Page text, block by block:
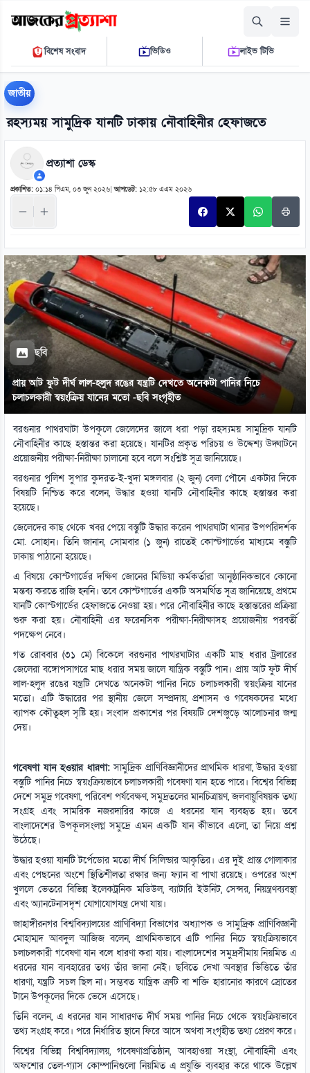
সোমবার, ১০ আগস্ট ২০২৬
১২:১৭:০২ পি.এম.THE DAILY AJKER PROTTASHA
বিশেষ সংবাদ ভিডিও লাইভ টিভি
জাতীয়
রহস্যময় সামুদ্রিক যানটি ঢাকায় নৌবাহিনীর হেফাজতে
প্রত্যাশা ডেস্ক
প্রকাশিত: ০১:১৪ পিএম, ০৩ জুন ২০২৬ |আপডেট: ১২:৫৮ এএম ২০২৬
ছবি
প্রায় আট ফুট দীর্ঘ লাল-হলুদ রঙের যন্ত্রটি দেখতে অনেকটা পানির নিচে
চলাচলকারী স্বয়ংক্রিয় যানের মতো -ছবি সংগৃহীত
বরগুনার পাথরঘাটা উপকূলে জেলেদের জালে ধরা পড়া রহস্যময় সামুদ্রিক যানটি
নৌবাহিনীর কাছে হস্তান্তর করা হয়েছে। যানটির প্রকৃত পরিচয় ও উদ্দেশ্য উদ্ঘাটনে
প্রয়োজনীয় পরীক্ষা-নিরীক্ষা চালানো হবে বলে সংশ্লিষ্ট সূত্র জানিয়েছে।
বরগুনার পুলিশ সুপার কুদরত-ই-খুদা মঙ্গলবার (২ জুন) বেলা পৌনে একটার দিকে
বিষয়টি নিশ্চিত করে বলেন, উদ্ধার হওয়া যানটি নৌবাহিনীর কাছে হস্তান্তর করা
হয়েছে।
জেলেদের কাছ থেকে খবর পেয়ে বস্তুটি উদ্ধার করেন পাথরঘাটা থানার উপপরিদর্শক
মো. সোহান। তিনি জানান, সোমবার (১ জুন) রাতেই কোস্টগার্ডের মাধ্যমে বস্তুটি
ঢাকায় পাঠানো হয়েছে।
এ বিষয়ে কোস্টগার্ডের দক্ষিণ জোনের মিডিয়া কর্মকর্তারা আনুষ্ঠানিকভাবে কোনো
মন্তব্য করতে রাজি হননি। তবে কোস্টগার্ডের একটি অসমর্থিত সূত্র জানিয়েছে, প্রথমে
যানটি কোস্টগার্ডের হেফাজতে নেওয়া হয়। পরে নৌবাহিনীর কাছে হস্তান্তরের প্রক্রিয়া
শুরু করা হয়। নৌবাহিনী এর ফরেনসিক পরীক্ষা-নিরীক্ষাসহ প্রয়োজনীয় পরবর্তী
পদক্ষেপ নেবে।
গত রোববার (৩১ মে) বিকেলে বরগুনার পাথরঘাটার একটি মাছ ধরার ট্রলারের
জেলেরা বঙ্গোপসাগরে মাছ ধরার সময় জালে যান্ত্রিক বস্তুটি পান। প্রায় আট ফুট দীর্ঘ
লাল-হলুদ রঙের যন্ত্রটি দেখতে অনেকটা পানির নিচে চলাচলকারী স্বয়ংক্রিয় যানের
মতো। এটি উদ্ধারের পর স্থানীয় জেলে সম্প্রদায়, প্রশাসন ও গবেষকদের মধ্যে
ব্যাপক কৌতূহল সৃষ্টি হয়। সংবাদ প্রকাশের পর বিষয়টি দেশজুড়ে আলোচনার জন্ম
দেয়।
গবেষণা যান হওয়ার ধারণা:সামুদ্রিক প্রাণিবিজ্ঞানীদের প্রাথমিক ধারণা, উদ্ধার হওয়া
বস্তুটি পানির নিচে স্বয়ংক্রিয়ভাবে চলাচলকারী গবেষণা যান হতে পারে। বিশ্বের বিভিন্ন
দেশে সমুদ্র গবেষণা, পরিবেশ পর্যবেক্ষণ, সমুদ্রতলের মানচিত্রায়ণ, জলবায়ুবিষয়ক তথ্য
সংগ্রহ এবং সামরিক নজরদারির কাজে এ ধরনের যান ব্যবহৃত হয়। তবে
বাংলাদেশের উপকূলসংলগ্ন সমুদ্রে এমন একটি যান কীভাবে এলো, তা নিয়ে প্রশ্ন
উঠেছে।
উদ্ধার হওয়া যানটি টর্পেডোর মতো দীর্ঘ সিলিন্ডার আকৃতির। এর দুই প্রান্ত গোলাকার
এবং পেছনের অংশে স্থিতিশীলতা রক্ষার জন্য ফ্যান বা পাখা রয়েছে। ওপরের অংশ
খুললে ভেতরে বিভিন্ন ইলেকট্রনিক মডিউল, ব্যাটারি ইউনিট, সেন্সর, নিয়ন্ত্রণব্যবস্থা
এবং অ্যানটেনাসদৃশ যোগাযোগযন্ত্র দেখা যায়।
জাহাঙ্গীরনগর বিশ্ববিদ্যালয়ের প্রাণিবিদ্যা বিভাগের অধ্যাপক ও সামুদ্রিক প্রাণিবিজ্ঞানী
মোহাম্মদ আবদুল আজিজ বলেন, প্রাথমিকভাবে এটি পানির নিচে স্বয়ংক্রিয়ভাবে
চলাচলকারী গবেষণা যান বলে ধারণা করা যায়। বাংলাদেশের সমুদ্রসীমায় নিয়মিত এ
ধরনের যান ব্যবহারের তথ্য তাঁর জানা নেই। ছবিতে দেখা অবস্থার ভিত্তিতে তাঁর
ধারণা, যন্ত্রটি সচল ছিল না। সম্ভবত যান্ত্রিক ত্রুটি বা শক্তি হারানোর কারণে স্রোতের
টানে উপকূলের দিকে ভেসে এসেছে।
তিনি বলেন, এ ধরনের যান সাধারণত দীর্ঘ সময় পানির নিচে থেকে স্বয়ংক্রিয়ভাবে
তথ্য সংগ্রহ করে। পরে নির্ধারিত স্থানে ফিরে আসে অথবা সংগৃহীত তথ্য প্রেরণ করে।
বিশ্বের বিভিন্ন বিশ্ববিদ্যালয়, গবেষণাপ্রতিষ্ঠান, আবহাওয়া সংস্থা, নৌবাহিনী এবং
অফশোর তেল-গ্যাস কোম্পানিগুলো নিয়মিত এ প্রযুক্তি ব্যবহার করে থাকে উল্লেখ